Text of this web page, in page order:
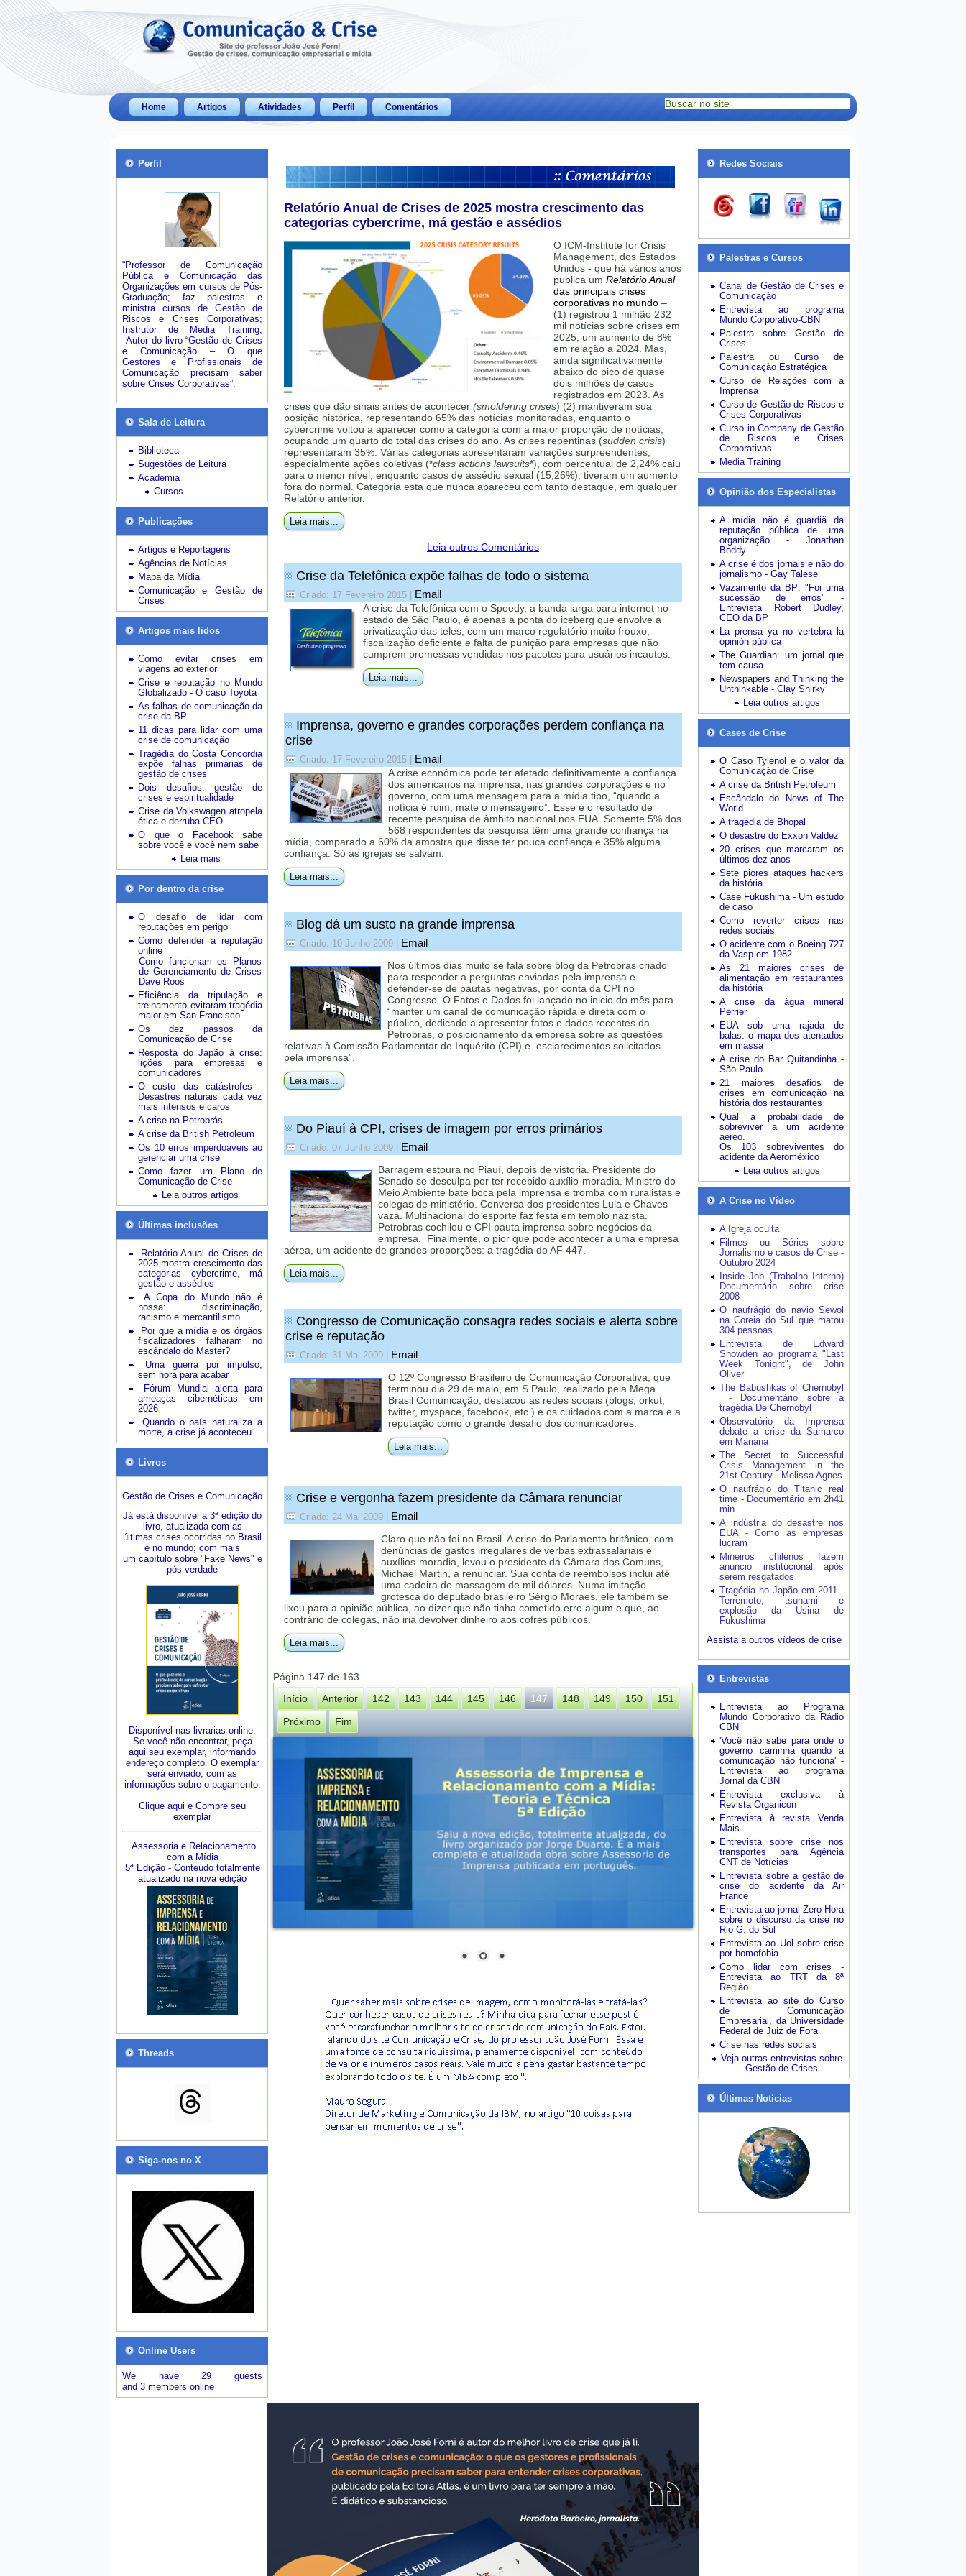
Home Artigos Atividades Perfil Comentários
Perfil
“Professor de Comunicação
Pública e Comunicação das
Organizações em cursos de Pós-
Graduação; faz palestras e
ministra cursos de Gestão de
Riscos e Crises Corporativas;
Instrutor de Media Training;
Autor do livro “Gestão de Crises
e Comunicação – O que
Gestores e Profissionais de
Comunicação precisam saber
sobre Crises Corporativas”.
Sala de Leitura
Biblioteca
Sugestões de Leitura
Academia
Cursos
Publicações
Artigos e Reportagens
Agências de Notícias
Mapa da Mídia
Comunicação e Gestão de
Crises
Artigos mais lidos
Como evitar crises em
viagens ao exterior
Crise e reputação no Mundo
Globalizado - O caso Toyota
As falhas de comunicação da
crise da BP
11 dicas para lidar com uma
crise de comunicação
Tragédia do Costa Concordia
expõe falhas primárias de
gestão de crises
Dois desafios: gestão de
crises e espiritualidade
Crise da Volkswagen atropela
ética e derruba CEO
O que o Facebook sabe
sobre você e você nem sabe
Leia mais
Por dentro da crise
O desafio de lidar com
reputações em perigo
Como defender a reputação
online
Como funcionam os Planos
de Gerenciamento de Crises
Dave Roos
Eficiência da tripulação e
treinamento evitaram tragédia
maior em San Francisco
Os dez passos da
Comunicação de Crise
Resposta do Japão à crise:
lições para empresas e
comunicadores
O custo das catástrofes -
Desastres naturais cada vez
mais intensos e caros
A crise na Petrobrás
A crise da British Petroleum
Os 10 erros imperdoáveis ao
gerenciar uma crise
Como fazer um Plano de
Comunicação de Crise
Leia outros artigos
Últimas inclusões
Relatório Anual de Crises de
2025 mostra crescimento das
categorias cybercrime, má
gestão e assédios
A Copa do Mundo não é
nossa: discriminação,
racismo e mercantilismo
Por que a mídia e os órgãos
fiscalizadores falharam no
escândalo do Master?
Uma guerra por impulso,
sem hora para acabar
Fórum Mundial alerta para
ameaças cibernéticas em
2026
Quando o país naturaliza a
morte, a crise já aconteceu
Livros
Gestão de Crises e Comunicação
Já está disponível a 3ª edição do
livro, atualizada com as
últimas crises ocorridas no Brasil
e no mundo; com mais
um capítulo sobre "Fake News" e
pós-verdade
Disponível nas livrarias online.
Se você não encontrar, peça
aqui seu exemplar, informando
endereço completo. O exemplar
será enviado, com as
informações sobre o pagamento.
Clique aqui e Compre seu
exemplar
Assessoria e Relacionamento
com a Mídia
5ª Edição - Conteúdo totalmente
atualizado na nova edição
Threads
Siga-nos no X
Online Users
We have 29 guests
and 3 members online
Relatório Anual de Crises de 2025 mostra crescimento das
categorias cybercrime, má gestão e assédios
O ICM-Institute for Crisis
Management, dos Estados
Unidos - que há vários anos
publica um Relatório Anual
das principais crises
corporativas no mundo –
(1) registrou 1 milhão 232
mil notícias sobre crises em
2025, um aumento de 8%
em relação a 2024. Mas,
ainda significativamente
abaixo do pico de quase
dois milhões de casos
registrados em 2023. As
crises que dão sinais antes de acontecer (smoldering crises) (2) mantiveram sua
posição histórica, representando 65% das notícias monitoradas, enquanto o
cybercrime voltou a aparecer como a categoria com a maior proporção de notícias,
ocupando um quarto do total das crises do ano. As crises repentinas (sudden crisis)
representaram 35%. Várias categorias apresentaram variações surpreendentes,
especialmente ações coletivas (*class actions lawsuits*), com percentual de 2,24% caiu
para o menor nível; enquanto casos de assédio sexual (15,26%), tiveram um aumento
fora do normal. Categoria esta que nunca apareceu com tanto destaque, em qualquer
Relatório anterior.
Leia mais...
Leia outros Comentários
Crise da Telefônica expõe falhas de todo o sistema
Criado: 17 Fevereiro 2015 Email
A crise da Telefônica com o Speedy, a banda larga para internet no
estado de São Paulo, é apenas a ponta do iceberg que envolve a
privatização das teles, com um marco regulatório muito frouxo,
fiscalização deficiente e falta de punição para empresas que não
cumprem promessas vendidas nos pacotes para usuários incautos.
Leia mais...
Imprensa, governo e grandes corporações perdem confiança na
crise
Criado: 17 Fevereiro 2015 Email
A crise econômica pode ter afetado definitivamente a confiança
dos americanos na imprensa, nas grandes corporações e no
governo, com uma mensagem para a mídia tipo, “quando a
notícia é ruim, mate o mensageiro”. Esse é o resultado de
recente pesquisa de âmbito nacional nos EUA. Somente 5% dos
568 respondentes da pesquisa têm uma grande confiança na
mídia, comparado a 60% da amostra que disse ter pouca confiança e 35% alguma
confiança. Só as igrejas se salvam.
Leia mais...
Blog dá um susto na grande imprensa
Criado: 10 Junho 2009 Email
Nos últimos dias muito se fala sobre blog da Petrobras criado
para responder a perguntas enviadas pela imprensa e
defender-se de pautas negativas, por conta da CPI no
Congresso. O Fatos e Dados foi lançado no inicio do mês para
“manter um canal de comunicação rápida e direta com o
público, dedicado a apresentar fatos e dados recentes da
Petrobras, o posicionamento da empresa sobre as questões
relativas à Comissão Parlamentar de Inquérito (CPI) e esclarecimentos solicitados
pela imprensa”.
Leia mais...
Do Piauí à CPI, crises de imagem por erros primários
Criado: 07 Junho 2009 Email
Barragem estoura no Piauí, depois de vistoria. Presidente do
Senado se desculpa por ter recebido auxílio-moradia. Ministro do
Meio Ambiente bate boca pela imprensa e tromba com ruralistas e
colegas de ministério. Conversa dos presidentes Lula e Chaves
vaza. Multinacional do esporte faz festa em templo nazista.
Petrobras cochilou e CPI pauta imprensa sobre negócios da
empresa. Finalmente, o pior que pode acontecer a uma empresa
aérea, um acidente de grandes proporções: a tragédia do AF 447.
Leia mais...
Congresso de Comunicação consagra redes sociais e alerta sobre
crise e reputação
Criado: 31 Mai 2009 Email
O 12º Congresso Brasileiro de Comunicação Corporativa, que
terminou dia 29 de maio, em S.Paulo, realizado pela Mega
Brasil Comunicação, destacou as redes sociais (blogs, orkut,
twitter, myspace, facebook, etc.) e os cuidados com a marca e a
reputação como o grande desafio dos comunicadores.
Leia mais...
Crise e vergonha fazem presidente da Câmara renunciar
Criado: 24 Mai 2009 Email
Claro que não foi no Brasil. A crise do Parlamento britânico, com
denúncias de gastos irregulares de verbas extrassalariais e
auxílios-moradia, levou o presidente da Câmara dos Comuns,
Michael Martin, a renunciar. Sua conta de reembolsos inclui até
uma cadeira de massagem de mil dólares. Numa imitação
grotesca do deputado brasileiro Sérgio Moraes, ele também se
lixou para a opinião pública, ao dizer que não tinha cometido erro algum e que, ao
contrário de colegas, não iria devolver dinheiro aos cofres públicos.
Leia mais...
Página 147 de 163
Início
Anterior 142 143 144 145 146 147 148 149 150
151
Próximo
Fim
Redes Sociais
Palestras e Cursos
Canal de Gestão de Crises e
Comunicação
Entrevista ao programa
Mundo Corporativo-CBN
Palestra sobre Gestão de
Crises
Palestra ou Curso de
Comunicação Estratégica
Curso de Relações com a
Imprensa
Curso de Gestão de Riscos e
Crises Corporativas
Curso in Company de Gestão
de Riscos e Crises
Corporativas
Media Training
Opinião dos Especialistas
A mídia não é guardiã da
reputação pública de uma
organização - Jonathan
Boddy
A crise é dos jornais e não do
jornalismo - Gay Talese
Vazamento da BP: "Foi uma
sucessão de erros" -
Entrevista Robert Dudley,
CEO da BP
La prensa ya no vertebra la
opinión pública
The Guardian: um jornal que
tem causa
Newspapers and Thinking the
Unthinkable - Clay Shirky
Leia outros artigos
Cases de Crise
O Caso Tylenol e o valor da
Comunicação de Crise
A crise da British Petroleum
Escândalo do News of The
World
A tragédia de Bhopal
O desastre do Exxon Valdez
20 crises que marcaram os
últimos dez anos
Sete piores ataques hackers
da história
Case Fukushima - Um estudo
de caso
Como reverter crises nas
redes sociais
O acidente com o Boeing 727
da Vasp em 1982
As 21 maiores crises de
alimentação em restaurantes
da história
A crise da água mineral
Perrier
EUA sob uma rajada de
balas: o mapa dos atentados
em massa
A crise do Bar Quitandinha -
São Paulo
21 maiores desafios de
crises em comunicação na
história dos restaurantes
Qual a probabilidade de
sobreviver a um acidente
aéreo.
Os 103 sobreviventes do
acidente da Aeroméxico
Leia outros artigos
A Crise no Vídeo
A Igreja oculta
Filmes ou Séries sobre
Jornalismo e casos de Crise -
Outubro 2024
Inside Job (Trabalho Interno)
Documentário sobre crise
2008
O naufrágio do navio Sewol
na Coreia do Sul que matou
304 pessoas
Entrevista de Edward
Snowden ao programa "Last
Week Tonight", de John
Oliver
The Babushkas of Chernobyl
- Documentário sobre a
tragédia De Chernobyl
Observatório da Imprensa
debate a crise da Samarco
em Mariana
The Secret to Successful
Crisis Management in the
21st Century - Melissa Agnes
O naufrágio do Titanic real
time - Documentário em 2h41
min
A indústria do desastre nos
EUA - Como as empresas
lucram
Mineiros chilenos fazem
anúncio institucional após
serem resgatados
Tragédia no Japão em 2011 -
Terremoto, tsunami e
explosão da Usina de
Fukushima
Assista a outros vídeos de crise
Entrevistas
Entrevista ao Programa
Mundo Corporativo da Rádio
CBN
'Você não sabe para onde o
governo caminha quando a
comunicação não funciona' -
Entrevista ao programa
Jornal da CBN
Entrevista exclusiva à
Revista Organicon
Entrevista à revista Venda
Mais
Entrevista sobre crise nos
transportes para Agência
CNT de Notícias
Entrevista sobre a gestão de
crise do acidente da Air
France
Entrevista ao jornal Zero Hora
sobre o discurso da crise no
Rio G. do Sul
Entrevista ao Uol sobre crise
por homofobia
Como lidar com crises -
Entrevista ao TRT da 8ª
Região
Entrevista ao site do Curso
de Comunicação
Empresarial, da Universidade
Federal de Juiz de Fora
Crise nas redes sociais
Veja outras entrevistas sobre
Gestão de Crises
Últimas Notícias